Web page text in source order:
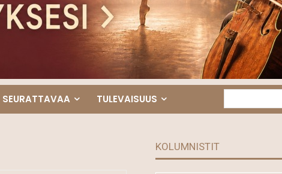
SEURATTAVAA TULEVAISUUS
KOLUMNISTIT